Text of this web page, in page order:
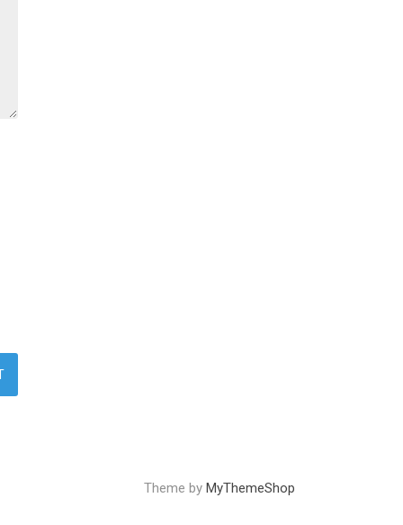
Theme by MyThemeShop